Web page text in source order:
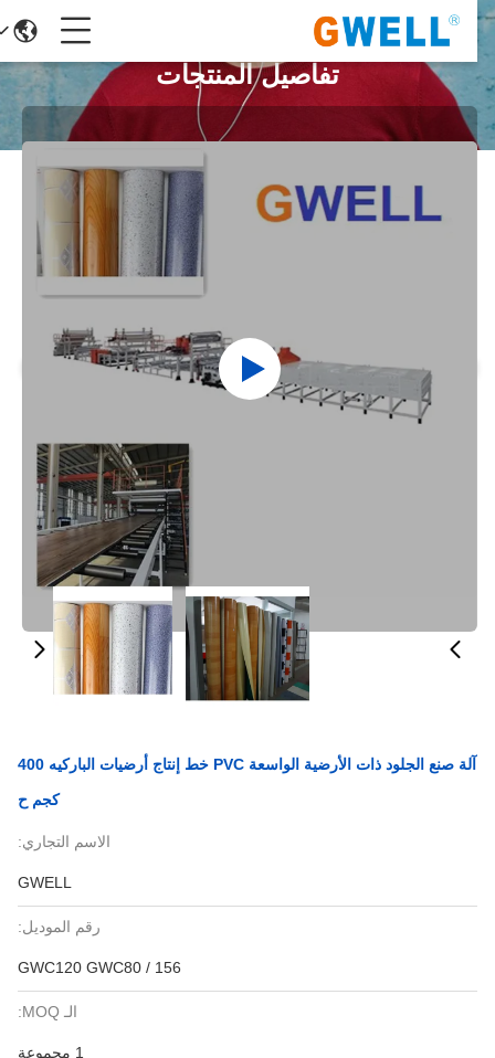
تفاصيل المنتجات
آلة صنع الجلود ذات الأرضية الواسعة PVC خط إنتاج أرضيات الباركيه 400
كجم ح
الاسم التجاري:
GWELL
رقم الموديل:
GWC120 GWC80 / 156
الـ MOQ: